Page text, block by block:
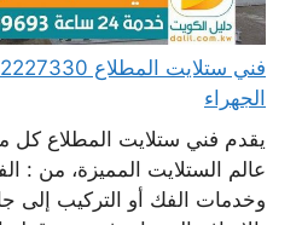
الجهراء
يقدم فني ستلايت المطلاع كل
عالم الستلايت المميزة، من :
وخدمات الفك أو التركيب إلى